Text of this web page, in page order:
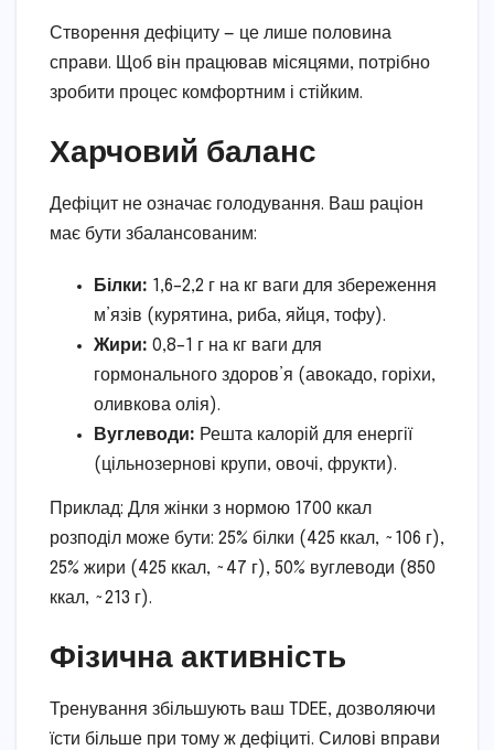
Створення дефіциту — це лише половина
справи. Щоб він працював місяцями, потрібно
зробити процес комфортним і стійким.
Харчовий баланс
Дефіцит не означає голодування. Ваш раціон
має бути збалансованим:
Білки: 1,6–2,2 г на кг ваги для збереження
м’язів (курятина, риба, яйця, тофу).
Жири: 0,8–1 г на кг ваги для
гормонального здоров’я (авокадо, горіхи,
оливкова олія).
Вуглеводи: Решта калорій для енергії
(цільнозернові крупи, овочі, фрукти).
Приклад: Для жінки з нормою 1700 ккал
розподіл може бути: 25% білки (425 ккал, ~106 г),
25% жири (425 ккал, ~47 г), 50% вуглеводи (850
ккал, ~213 г).
Фізична активність
Тренування збільшують ваш TDEE, дозволяючи
їсти більше при тому ж дефіциті. Силові вправи